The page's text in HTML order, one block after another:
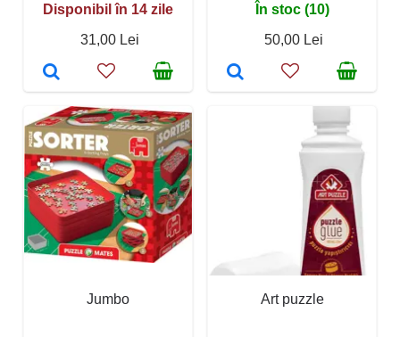
Disponibil în 14 zile
31,00 Lei
În stoc (10)
50,00 Lei
Jumbo Art puzzle